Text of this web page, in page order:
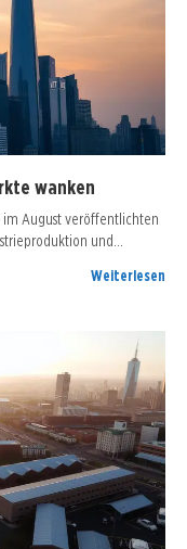
wanken
im August veröffentlichten
und…
Weiterlesen